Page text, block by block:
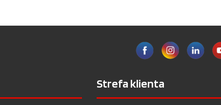
Strefa klienta